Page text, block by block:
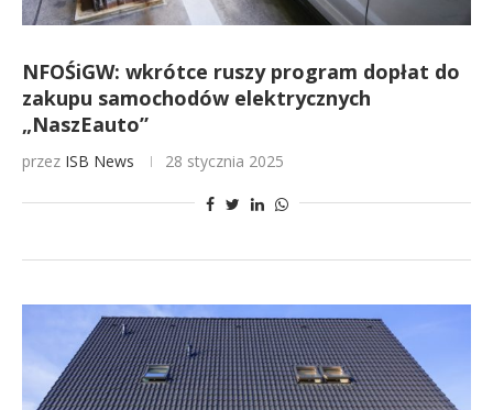
NFOŚiGW: wkrótce ruszy program dopłat do
zakupu samochodów elektrycznych
„NaszEauto”
przez ISB News 28 stycznia 2025